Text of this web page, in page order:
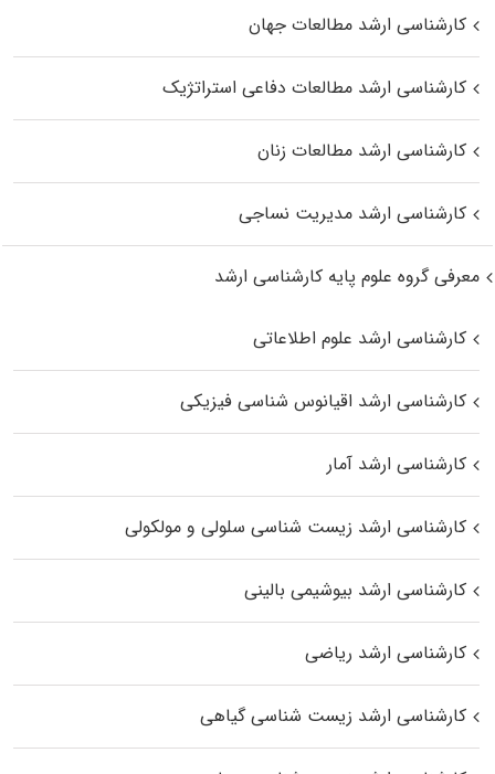
کارشناسی ارشد مطالعات جهان
کارشناسی ارشد مطالعات دفاعی استراتژیک
کارشناسی ارشد مطالعات زنان
کارشناسی ارشد مدیریت نساجی
معرفی گروه علوم پایه کارشناسی ارشد
کارشناسی ارشد علوم اطلاعاتی
کارشناسی ارشد اقیانوس‌ شناسی فیزیکی
کارشناسی ارشد آمار
کارشناسی ارشد زیست شناسی سلولی و مولکولی
کارشناسی ارشد بیوشیمی بالینی
کارشناسی ارشد ریاضی
کارشناسی ارشد زیست‌ شناسی گیاهی